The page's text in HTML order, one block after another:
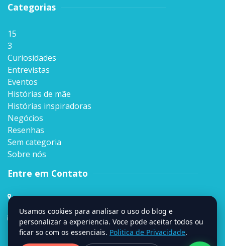
Categorias
15
3
Curiosidades
Entrevistas
Eventos
Histórias de mãe
Histórias inspiradoras
Negócios
Resenhas
Sem categoria
Sobre nós
Entre em Contato
Rua Sen. Milton Campos, 35, Andar 4º,
Vila da Serra, Nova Lima, MG
contato@signumweb.com.br
Usamos cookies para analisar o uso do blog e
personalizar a experiencia. Voce pode aceitar todos ou
ficar so com os essenciais. Politica de Privacidade.